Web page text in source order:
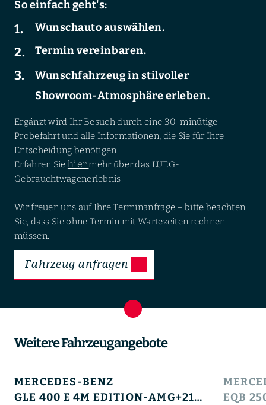
So einfach geht's:
Wunschauto auswählen.
Termin vereinbaren.
Wunschfahrzeug in stilvoller
Showroom-Atmosphäre erleben.
Ergänzt wird Ihr Besuch durch eine 30-minütige
Probefahrt und alle Informationen, die Sie für Ihre
Entscheidung benötigen.
Erfahren Sie hiermehr über das LUEG-
Gebrauchtwagenerlebnis.
Wir freuen uns auf Ihre Terminanfrage – bitte beachten
Sie, dass Sie ohne Termin mit Wartezeiten rechnen
müssen.
Fahrzeug anfragen
Weitere Fahrzeugangebote
MERCEDES-BENZ
GLE 400 E 4M EDITION-AMG+21+HUD+PANO+AHK+SOUND+